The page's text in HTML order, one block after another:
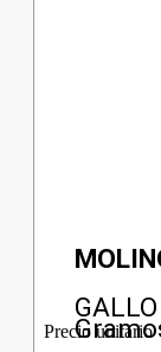
Precio unitario